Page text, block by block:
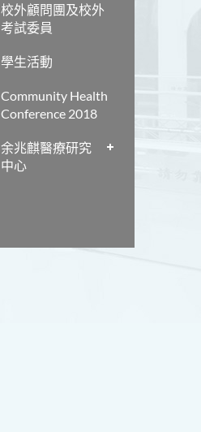
校外顧問團及校外
考試委員
學生活動
Community Health
Conference 2018
余兆麒醫療研究
中心